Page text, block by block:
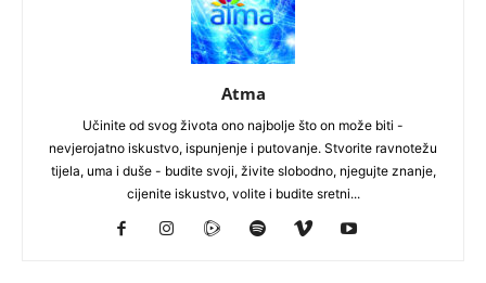
Atma
Učinite od svog života ono najbolje što on može biti -
nevjerojatno iskustvo, ispunjenje i putovanje. Stvorite ravnotežu
tijela, uma i duše - budite svoji, živite slobodno, njegujte znanje,
cijenite iskustvo, volite i budite sretni...